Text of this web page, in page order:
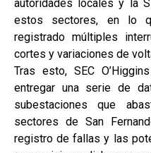
autoridades locales y la
estos sectores, en lo
registrado múltiples
cortes y variaciones de
Tras esto, SEC
entregar una serie de
subestaciones que
sectores de San
registro de fallas y las